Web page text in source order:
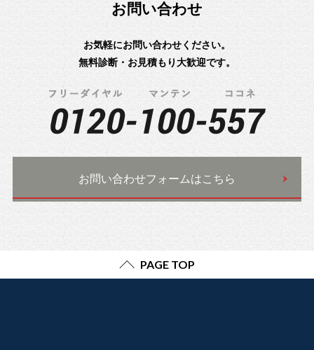
お問い合わせ
お気軽にお問い合わせください。
無料診断・お見積もり大歓迎です。
お問い合わせフォームはこちら
PAGE TOP